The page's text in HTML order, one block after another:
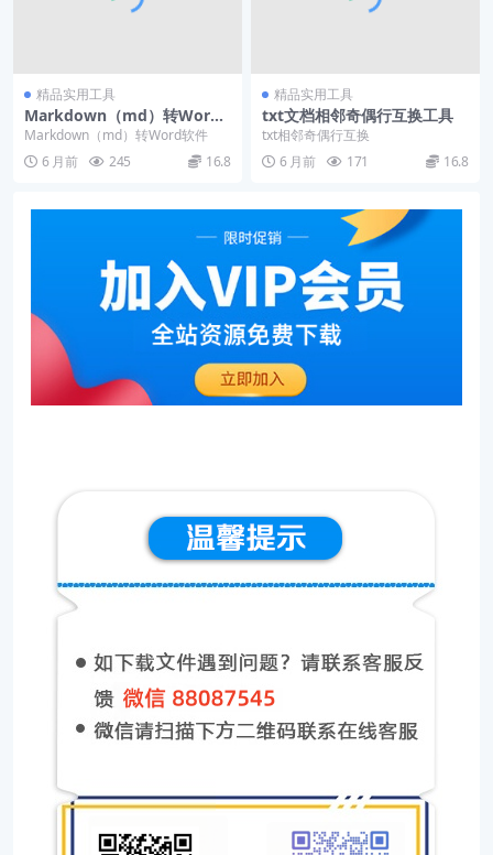
精品实用工具
Markdown（md）转Word
软件
Markdown（md）转Word软件
6 月前
245 16.8
精品实用工具
txt文档相邻奇偶行互换工具
txt相邻奇偶行互换
6 月前
171 16.8